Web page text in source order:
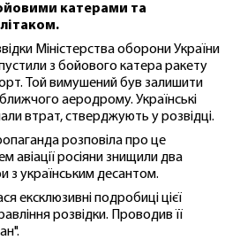
катерами та
Міністерства оборони України
з бойового катера ракету
Той вимушений був залишити
аеродрому. Українські
втрат, стверджують у розвідці.
розповіла про це
авіації росіяни знищили два
з українським десантом.
ексклюзивні подробиці цієї
розвідки. Проводив її